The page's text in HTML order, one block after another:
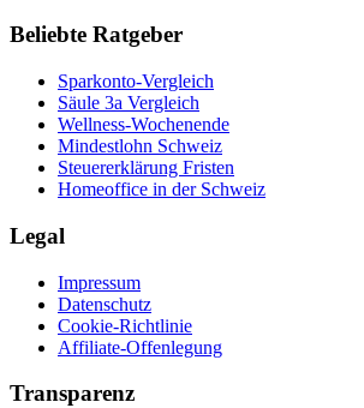
Beliebte Ratgeber
Sparkonto-Vergleich
Säule 3a Vergleich
Wellness-Wochenende
Mindestlohn Schweiz
Steuererklärung Fristen
Homeoffice in der Schweiz
Legal
Impressum
Datenschutz
Cookie-Richtlinie
Affiliate-Offenlegung
Transparenz